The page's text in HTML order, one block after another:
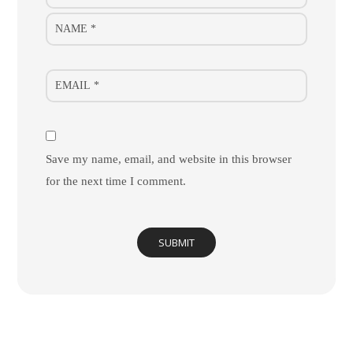
Save my name, email, and website in this browser
for the next time I comment.